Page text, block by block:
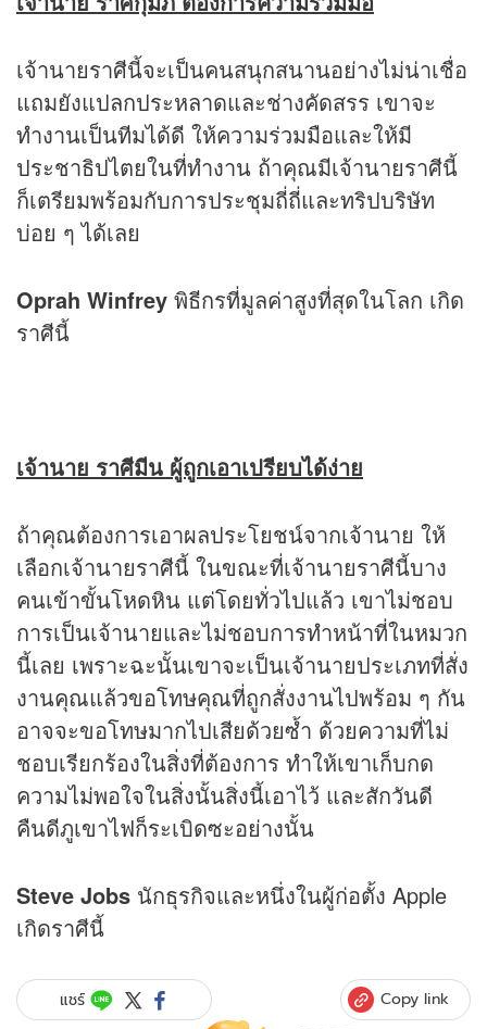
เจ้านายราศีนี้จะเป็นคนสนุกสนานอย่างไม่น่าเชื่อ
แถมยังแปลกประหลาดและช่างคัดสรร เขาจะ
ทำงานเป็นทีมได้ดี ให้ความร่วมมือและให้มี
ประชาธิปไตยในที่ทำงาน ถ้าคุณมีเจ้านายราศีนี้
ก็เตรียมพร้อมกับการประชุมถี่ถี่และทริปบริษัท
บ่อย ๆ ได้เลย
Oprah Winfrey พิธีกรที่มูลค่าสูงที่สุดในโลก เกิด
ราศีนี้
เจ้านาย ราศีมีน ผู้ถูกเอาเปรียบได้ง่าย
ถ้าคุณต้องการเอาผลประโยชน์จากเจ้านาย ให้
เลือกเจ้านายราศีนี้ ในขณะที่เจ้านายราศีนี้บาง
คนเข้าขั้นโหดหิน แต่โดยทั่วไปแล้ว เขาไม่ชอบ
การเป็นเจ้านายและไม่ชอบการทำหน้าที่ในหมวก
นี้เลย เพราะฉะนั้นเขาจะเป็นเจ้านายประเภทที่สั่ง
งานคุณแล้วขอโทษคุณที่ถูกสั่งงานไปพร้อม ๆ กัน
อาจจะขอโทษมากไปเสียด้วยซ้ำ ด้วยความที่ไม่
ชอบเรียกร้องในสิ่งที่ต้องการ ทำให้เขาเก็บกด
ความไม่พอใจในสิ่งนั้นสิ่งนี้เอาไว้ และสักวันดี
คืนดีภูเขาไฟก็ระเบิดซะอย่างนั้น
Steve Jobs นักธุรกิจและหนึ่งในผู้ก่อตั้ง Apple
เกิดราศีนี้
แชร์ Copy link